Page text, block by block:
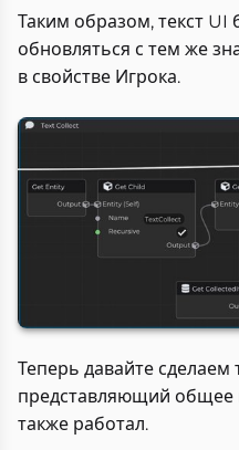
Таким образом, текст UI
обновляться с тем же
в свойстве Игрока.
Теперь давайте сделаем
представляющий общее
также работал.